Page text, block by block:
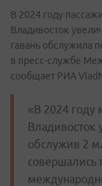
В 2024 году
Владивосток
гавань обслужила
в пресс-службе
сообщает РИА
«В 2024 году
Владивосток
обслужив 2
совершались